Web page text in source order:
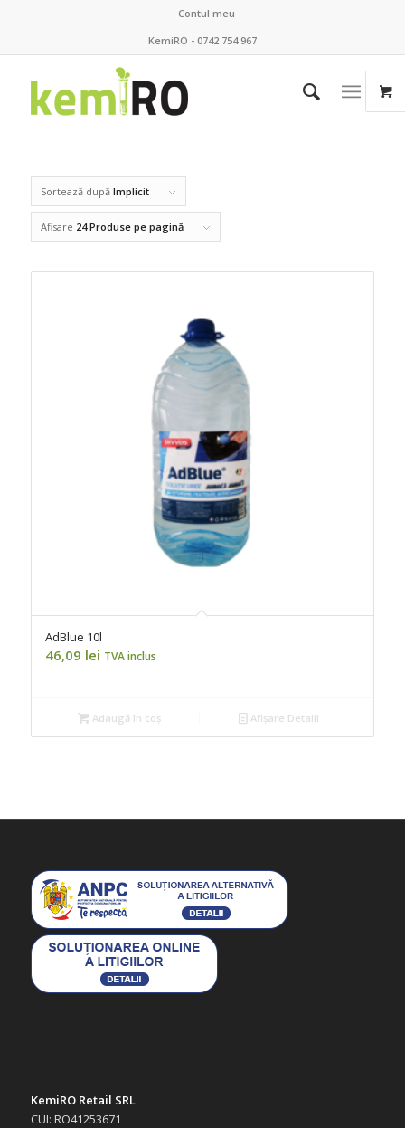
Contul meu
KemiRO - 0742 754 967
Sortează după Implicit
Afisare 24 Produse pe pagină
AdBlue 10l
46,09 lei TVA inclus
Adaugă în coș Afișare Detalii
KemiRO Retail SRL
CUI: RO41253671